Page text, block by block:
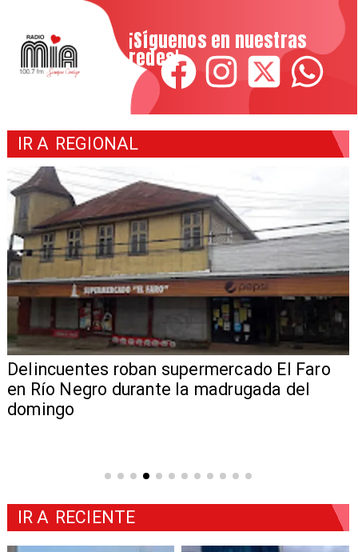
¡Síguenos en nuestras
redes!
IR A REGIONAL
Delincuentes roban supermercado El Faro
en Río Negro durante la madrugada del
domingo
IR A RECIENTE